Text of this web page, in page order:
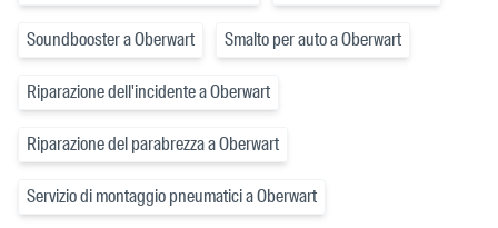
Soundbooster a Oberwart Smalto per auto a Oberwart
Riparazione dell'incidente a Oberwart
Riparazione del parabrezza a Oberwart
Servizio di montaggio pneumatici a Oberwart